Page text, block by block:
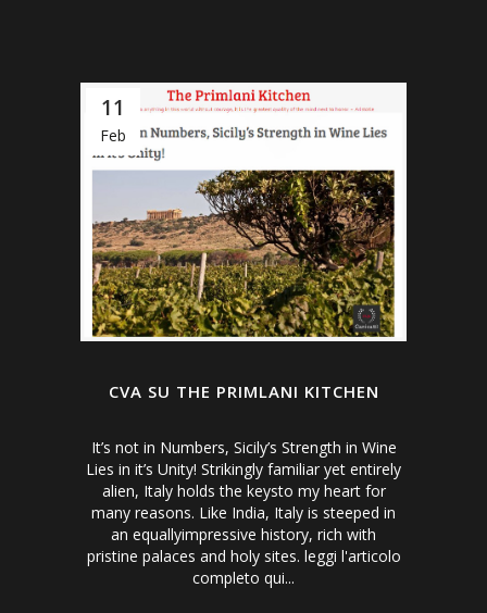
11
Feb
CVA SU THE PRIMLANI KITCHEN
It’s not in Numbers, Sicily’s Strength in Wine
Lies in it’s Unity! Strikingly familiar yet entirely
alien, Italy holds the keysto my heart for
many reasons. Like India, Italy is steeped in
an equallyimpressive history, rich with
pristine palaces and holy sites. leggi l'articolo
completo qui...